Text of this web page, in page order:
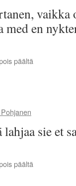
en
päältä
sie et
päältä